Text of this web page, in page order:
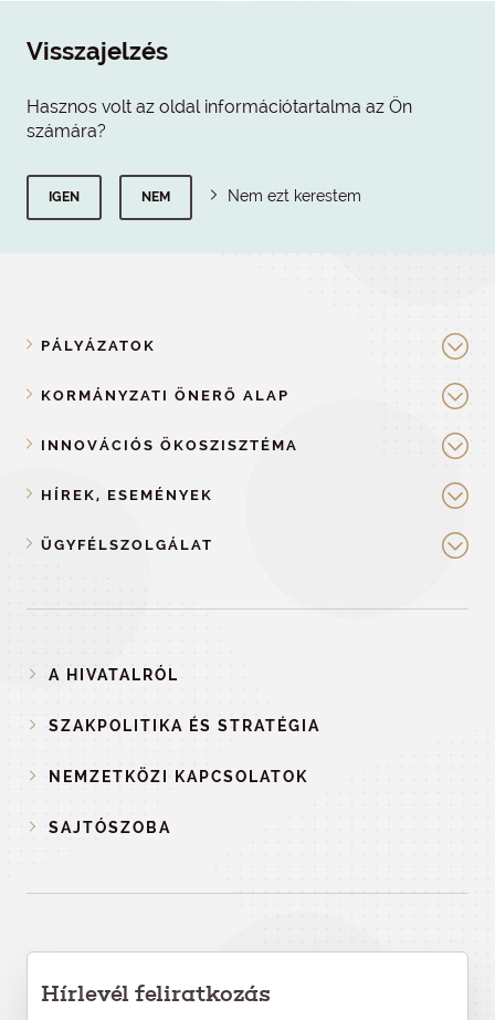
Visszajelzés
Hasznos volt az oldal információtartalma az Ön
számára?
IGEN NEM Nem ezt kerestem
PÁLYÁZATOK
KORMÁNYZATI ÖNERŐ ALAP
INNOVÁCIÓS ÖKOSZISZTÉMA
HÍREK, ESEMÉNYEK
ÜGYFÉLSZOLGÁLAT
A HIVATALRÓL
SZAKPOLITIKA ÉS STRATÉGIA
NEMZETKÖZI KAPCSOLATOK
SAJTÓSZOBA
Hírlevél feliratkozás